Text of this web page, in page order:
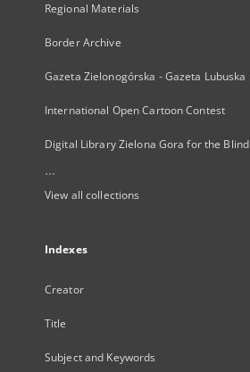
Regional Materials
Border Archive
Gazeta Zielonogórska - Gazeta Lubuska
International Open Cartoon Contest
Digital Library Zielona Gora for the Blind
...
View all collections
Indexes
Creator
Title
Subject and Keywords